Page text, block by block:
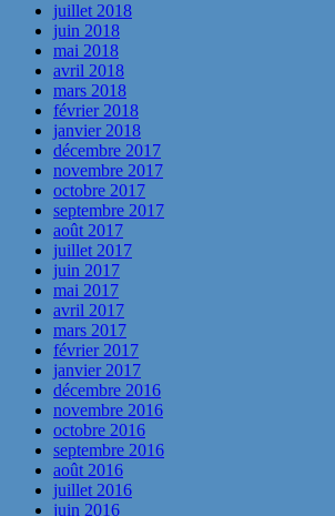
juillet 2018
juin 2018
mai 2018
avril 2018
mars 2018
février 2018
janvier 2018
décembre 2017
novembre 2017
octobre 2017
septembre 2017
août 2017
juillet 2017
juin 2017
mai 2017
avril 2017
mars 2017
février 2017
janvier 2017
décembre 2016
novembre 2016
octobre 2016
septembre 2016
août 2016
juillet 2016
juin 2016